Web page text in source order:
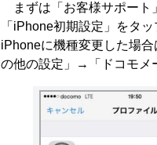
まずは「お客様サポート
「iPhone初期設定」をタ
iPhoneに機種変更した場
の他の設定」→「ドコモメ